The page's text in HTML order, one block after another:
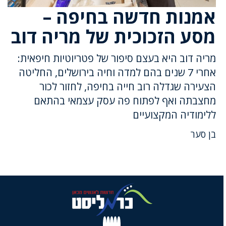
אמנות חדשה בחיפה –
מסע הזכוכית של מריה דוב
מריה דוב היא בעצם סיפור של פטריוטיות חיפאית:
אחרי 7 שנים בהם למדה וחיה בירושלים, החליטה
הצעירה שגדלה רוב חייה בחיפה, לחזור לכור
מחצבתה ואף לפתוח פה עסק עצמאי בהתאם
ללימודיה המקצועיים
בן סער